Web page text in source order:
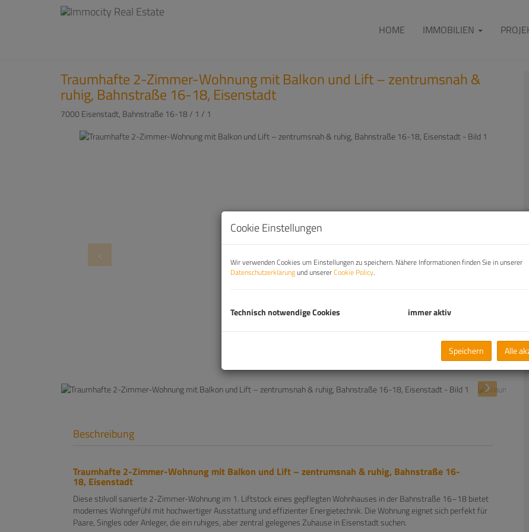
HOME IMMOBILIEN
Traumhafte 2-Zimmer-Wohnung mit Balkon und Lift – zentrumsnah &
ruhig, Bahnstraße 16-18, Eisenstadt
7000 Eisenstadt, Bahnstraße 16-18 / 1 / 1
Beschreibung
Traumhafte 2-Zimmer-Wohnung mit Balkon und Lift – zentrumsnah & ruhig, Bahnstraße 16-
18, Eisenstadt
Diese stilvoll sanierte 2-Zimmer-Wohnung im 1. Liftstock eines gepflegten Wohnhauses in der Bahnstraße 16–18 bietet
modernes Wohngefühl mit hochwertiger Ausstattung und effizienter Energietechnik. Die Wohnung eignet sich perfekt für
Paare, Singles oder Anleger, die ein ruhiges, aber zentral gelegenes Zuhause in Eisenstadt suchen.
Cookie Einstellungen
Wir verwenden Cookies um Einstellungen zu speichern. Nähere Informationen finden Sie in unserer
Datenschutzerklärungund unsererCookie Policy.
Technisch notwendige Cookies immer aktiv
Speichern Alle